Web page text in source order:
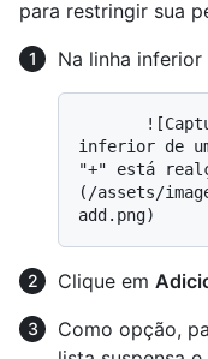
para restringir sua
Na linha
inferior de
"+" está
(/assets/
Clique em
Como opção,